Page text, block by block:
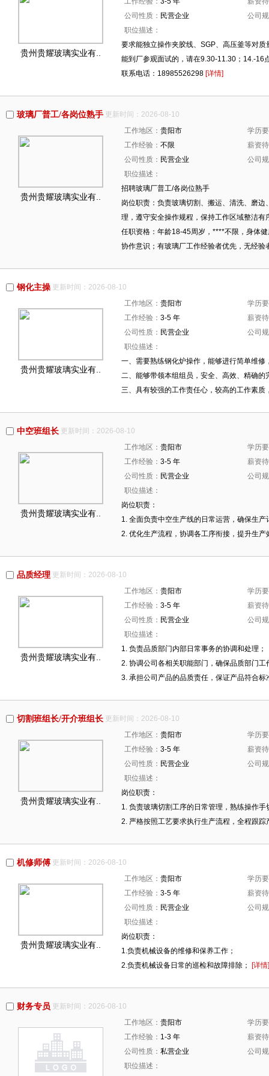
贵州贵耀玻璃实业有..
公司性质： 民营企业
公司
职位描述：
要求能独立操作夹胶线、SGP、高压釜等对
能到厂参观面试的，请在9.30-11.30；14.-16
联系电话：18985526298 [详情]
玻璃厂普工/各岗位熟手 更新时间：2026-08-10
贵州贵耀玻璃实业有..
工作地区： 贵阳市
学历
工作经验： 不限
薪资
公司性质： 民营企业
公司
职位描述：
招聘玻璃厂普工/各岗位熟手
岗位职责：负责玻璃切割、搬运、清洗、磨
理，遵守安全操作规程，保持工作区域整洁有
任职资格：年龄18-45周岁，****不限，身体
协作意识；有玻璃厂工作经验者优先，无经
钢化主操 更新时间：2026-08-10
贵州贵耀玻璃实业有..
工作地区： 贵阳市
学历
工作经验： 3-5 年
薪资
公司性质： 民营企业
公司
职位描述：
一、需要熟练钢化炉操作，能够进行简单维
二、能够带领本组组员，安全、高效、精确
三、具有较强的工作责任心，较高的工作素
中空班组长 更新时间：2026-08-10
贵州贵耀玻璃实业有..
工作地区： 贵阳市
学历
工作经验： 3-5 年
薪资
公司性质： 民营企业
公司
职位描述：
岗位职责：
1. 全面负责中空生产线的日常运营，确保生
2. 优化生产流程，协调各工序衔接，提升生
品质经理 更新时间：2026-08-10
贵州贵耀玻璃实业有..
工作地区： 贵阳市
学历
工作经验： 3-5 年
薪资
公司性质： 民营企业
公司
职位描述：
1. 负责品质部门内部日常事务的协调和处理；
2. 协调公司各相关职能部门，确保品质部门工
3. 承担公司产品的品质责任，保证产品符合
切割班组长/开介班组长 更新时间：2026-08-10
贵州贵耀玻璃实业有..
工作地区： 贵阳市
学历
工作经验： 3-5 年
薪资
公司性质： 民营企业
公司
职位描述：
岗位职责：
1. 负责玻璃切割工序的日常管理，熟练操作
2. 严格按照工艺要求执行生产流程，全程跟
机修师傅 更新时间：2026-08-10
贵州贵耀玻璃实业有..
工作地区： 贵阳市
学历
工作经验： 3-5 年
薪资
公司性质： 民营企业
公司
职位描述：
岗位职责：
1.负责机械设备的维修和保养工作；
2.负责机械设备日常的巡检和故障排除； [详情]
财务专员 更新时间：2026-08-10
工作地区： 贵阳市
学历
工作经验： 1-3 年
薪资
公司性质： 私营企业
公司
职位描述：